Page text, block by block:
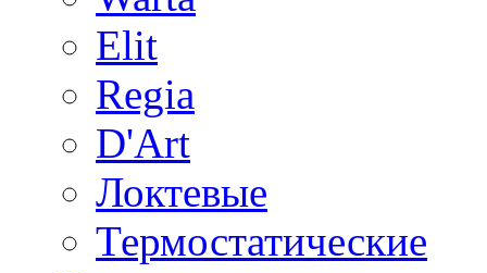
Elit
Regia
D'Art
Локтевые
Термостатические